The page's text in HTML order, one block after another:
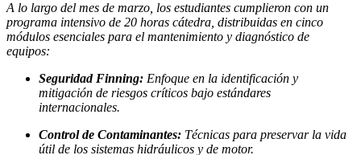
A lo largo del mes de marzo, los estudiantes cumplieron con un
programa intensivo de 20 horas cátedra, distribuidas en cinco
módulos esenciales para el mantenimiento y diagnóstico de
equipos:
Seguridad Finning: Enfoque en la identificación y
mitigación de riesgos críticos bajo estándares
internacionales.
Control de Contaminantes: Técnicas para preservar la vida
útil de los sistemas hidráulicos y de motor.